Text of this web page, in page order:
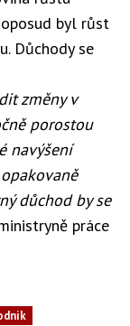
byl růst
Důchody se
změny v
porostou
navýšení
důchod by se
práce